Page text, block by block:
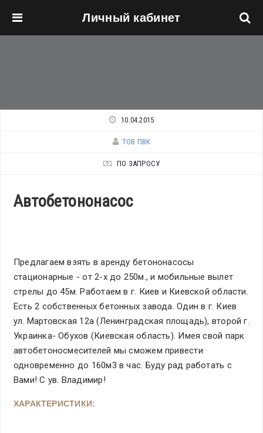
Личный кабинет
10.04.2015
ТОВ ПВК
ПО ЗАПРОСУ
Автобетононасос
Предлагаем взять в аренду бетононасосы
стационарные - от 2-х до 250м., и мобильные вылет
стрелы до 45м. Работаем в г. Киев и Киевской области.
Есть 2 собственных бетонных завода. Один в г. Киев
ул. Мартовская 12а (Ленинградская площадь), второй г.
Украинка- Обухов (Киевская область). Имея свой парк
автобетоносмесителей мы сможем привести
одновременно до 160м3 в час. Буду рад работать с
Вами! С ув. Владимир!
ХАРАКТЕРИСТИКИ: